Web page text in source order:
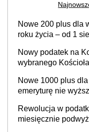
Nowe 200 plus dla
roku życia – od 1
Nowy podatek na
wybranego
finansowania
Nowe 1000 plus
emeryturę nie
nie otrzymają
Rewolucja w
miesięcznie